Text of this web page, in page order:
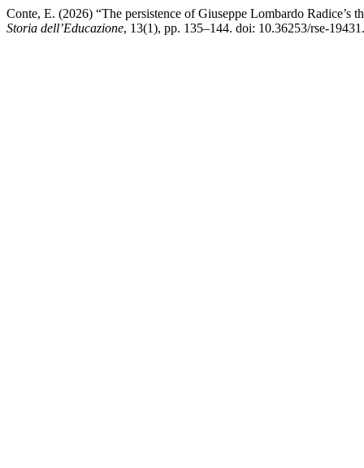
Conte, E. (2026) “The persistence of Giuseppe Lombardo
Storia dell’Educazione, 13(1), pp. 135–144. doi: 10.36253/rse-19431.